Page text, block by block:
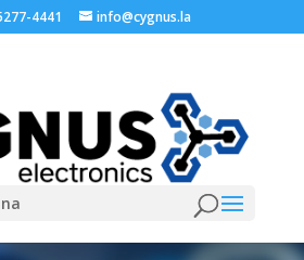
4441 info@cygnus.la